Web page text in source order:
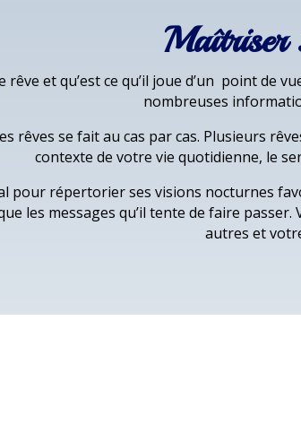
Maîtriser
et qu’est ce qu’il joue d’un point de
nombreuses
rêves se fait au cas par cas. Plusieurs
contexte de votre vie quotidienne, le
pour répertorier ses visions nocturnes
les messages qu’il tente de faire
autres et